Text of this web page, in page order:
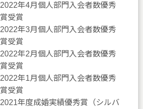
2022年4月個人部門入会者数優秀
賞受賞
2022年3月個人部門入会者数優秀
賞受賞
2022年2月個人部門入会者数優秀
賞受賞
2022年1月個人部門入会者数優秀
賞受賞
2021年度成婚実績優秀賞（シルバ